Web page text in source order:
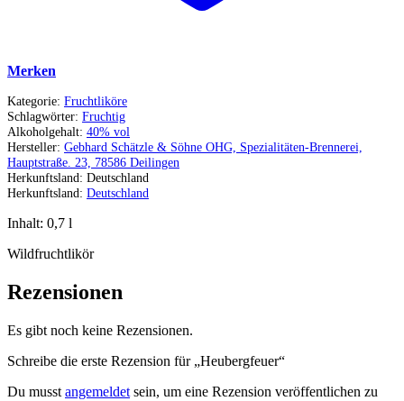
Merken
Kategorie: Fruchtliköre
Schlagwörter: Fruchtig
Alkoholgehalt: 40% vol
Hersteller: Gebhard Schätzle & Söhne OHG, Spezialitäten-Brennerei,
Hauptstraße. 23, 78586 Deilingen
Herkunftsland: Deutschland
Herkunftsland: Deutschland
Inhalt: 0,7 l
Wildfruchtlikör
Rezensionen
Es gibt noch keine Rezensionen.
Schreibe die erste Rezension für „Heubergfeuer“
Du musst angemeldet sein, um eine Rezension veröffentlichen zu